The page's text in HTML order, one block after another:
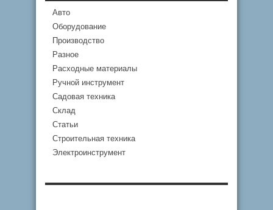
Авто
Оборудование
Производство
Разное
Расходные материалы
Ручной инструмент
Садовая техника
Склад
Статьи
Строительная техника
Электроинструмент